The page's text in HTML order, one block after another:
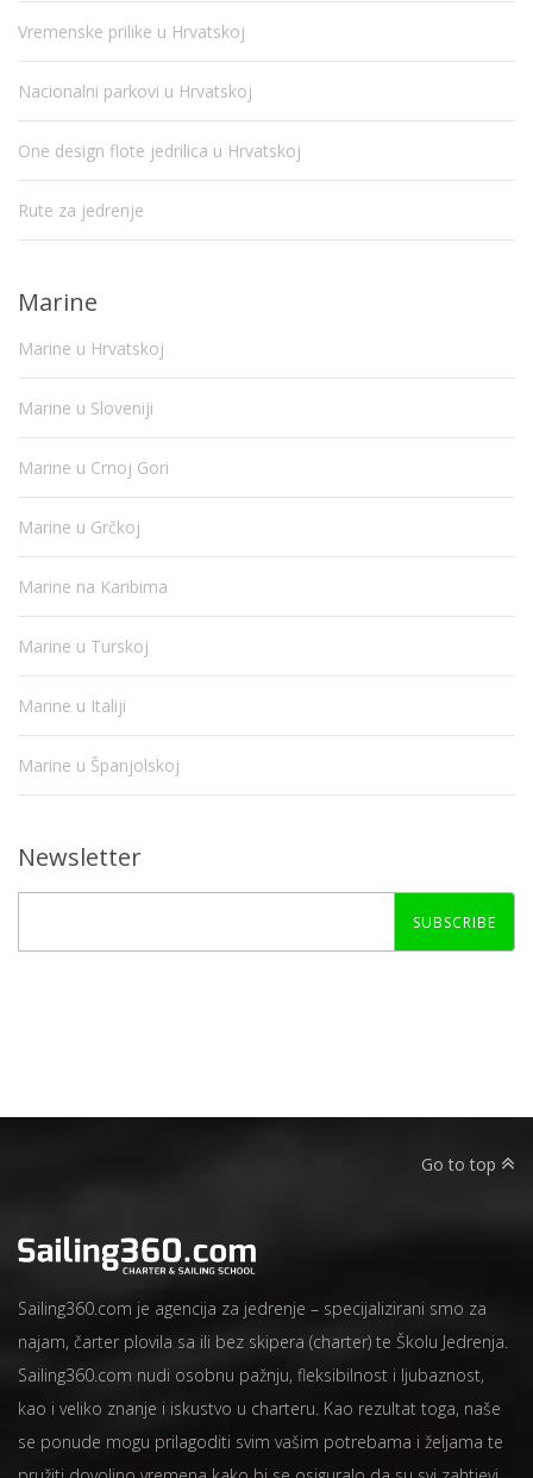
Vremenske prilike u Hrvatskoj
Nacionalni parkovi u Hrvatskoj
One design flote jedrilica u Hrvatskoj
Rute za jedrenje
Marine
Marine u Hrvatskoj
Marine u Sloveniji
Marine u Crnoj Gori
Marine u Grčkoj
Marine na Karibima
Marine u Turskoj
Marine u Italiji
Marine u Španjolskoj
Newsletter
SUBSCRIBE
Go to top
Sailing360.com je agencija za jedrenje – specijalizirani smo za
najam, čarter plovila sa ili bez skipera (charter) te Školu Jedrenja.
Sailing360.com nudi osobnu pažnju, fleksibilnost i ljubaznost,
kao i veliko znanje i iskustvo u charteru. Kao rezultat toga, naše
se ponude mogu prilagoditi svim vašim potrebama i željama te